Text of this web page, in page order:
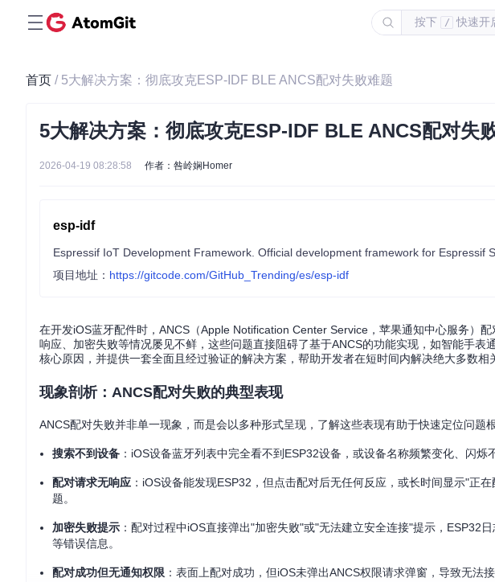
按下 / 快速开
首页 / 5大解决方案：彻底攻克ESP-IDF BLE ANCS配对失败难题
5大解决方案：彻底攻克ESP-IDF BLE ANCS配对失
2026-04-19 08:28:58 作者：咎岭娴Homer
esp-idf
Espressif IoT Development Framework. Official development framework for Espressif
项目地址： https://gitcode.com/GitHub_Trending/es/esp-idf
在开发iOS蓝牙配件时，ANCS（Apple Notification Center Service，苹果通知中心服务）
响应、加密失败等情况屡见不鲜，这些问题直接阻碍了基于ANCS的功能实现，如智能手
核心原因，并提供一套全面且经过验证的解决方案，帮助开发者在短时间内解决绝大多数相
现象剖析：ANCS配对失败的典型表现
ANCS配对失败并非单一现象，而是会以多种形式呈现，了解这些表现有助于快速定位问题
搜索不到设备 ：iOS设备蓝牙列表中完全看不到ESP32设备，或设备名称频繁变化、闪烁
配对请求无响应 ：iOS设备能发现ESP32，但点击配对后无任何反应，或长时间显示"正
题。
加密失败提示 ：配对过程中iOS直接弹出"加密失败"或"无法建立安全连接"提示，ESP32
等错误信息。
配对成功但无通知权限 ：表面上配对成功，但iOS未弹出ANCS权限请求弹窗，导致无法